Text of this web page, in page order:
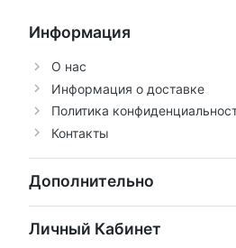
Информация
О нас
Информация о доставке
Политика
Контакты
Дополнительно
Личный Кабинет